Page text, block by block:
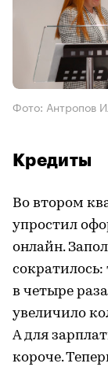
Фото: Антропов
Кредиты
Во втором
упростил
онлайн.
в четыре
увеличило
А для
короче.